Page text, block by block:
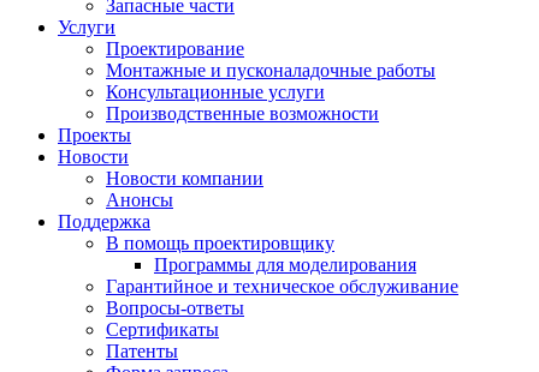
Запасные части
Услуги
Проектирование
Монтажные и пусконаладочные работы
Консультационные услуги
Производственные возможности
Проекты
Новости
Новости компании
Анонсы
Поддержка
В помощь проектировщику
Программы для моделирования
Гарантийное и техническое обслуживание
Вопросы-ответы
Сертификаты
Патенты